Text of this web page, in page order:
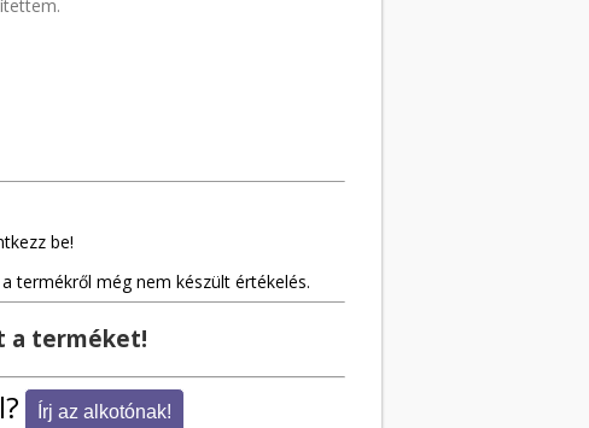
be!
a termékről még nem készült értékelés.
a terméket!